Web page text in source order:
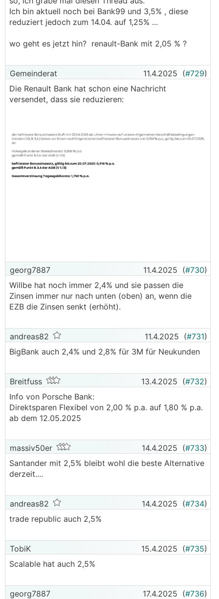
Ich bin aktuell noch bei Bank99 und 3,5% , diese
reduziert jedoch zum 14.04. auf 1,25% ...
wo geht es jetzt hin? renault-Bank mit 2,05 % ?
Gemeinderat 11.4.2025 (#729)
Die Renault Bank hat schon eine Nachricht
versendet, dass sie reduzieren:
georg7887 11.4.2025 (#730)
Willbe hat noch immer 2,4% und sie passen die
Zinsen immer nur nach unten (oben) an, wenn die
EZB die Zinsen senkt (erhöht).
andreas82 11.4.2025 (#731)
BigBank auch 2,4% und 2,8% für 3M für Neukunden
Breitfuss 13.4.2025 (#732)
Info von Porsche Bank:
Direktsparen Flexibel von 2,00 % p.a. auf 1,80 % p.a.
ab dem 12.05.2025
massiv50er 14.4.2025 (#733)
Santander mit 2,5% bleibt wohl die beste Alternative
derzeit....
andreas82 14.4.2025 (#734)
trade republic auch 2,5%
TobiK 15.4.2025 (#735)
Scalable hat auch 2,5%
georg7887 17.4.2025 (#736)